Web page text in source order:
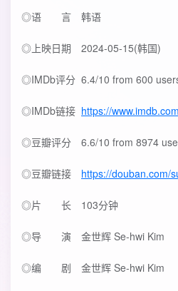
◎语 言 韩语
◎上映日期 2024-05-15(韩国)
◎IMDb评分 6.4/10 from 600
◎IMDb链接 https://
◎豆瓣评分 6.6/10 from 8974
◎豆瓣链接 https://douban.com/
◎片 长 103分钟
◎导 演 金世辉 Se-hwi Kim
◎编 剧 金世辉 Se-hwi Kim